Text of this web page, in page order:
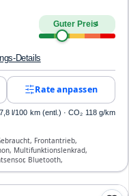
Guter Preis4
Details
Rate anpassen
l/100 km (entl.) · CO₂ 118 g/km
Frontantrieb,
Multifunktionslenkrad,
Bluetooth,
ESP, ABS, Klimaautomatik,